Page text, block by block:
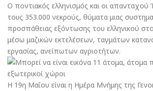
Ο ποντιακός ελληνισμός και οι απανταχού
τους 353.000 νεκρούς, θύματα μιας
προσπάθειας εξόντωσης του ελληνικού
μέσω μαζικών εκτελέσεων, ταγμάτων
εργασίας, ανείπωτων αγριοτήτων.
Η 19η Μαΐου είναι η Ημέρα Μνήμης της